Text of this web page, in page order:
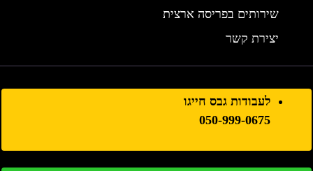
שירותים בפריסה ארצית
יצירת קשר
לעבודות גבס חייגו
050-999-0675